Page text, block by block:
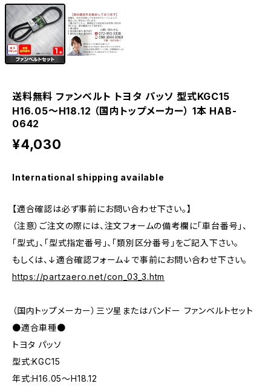
送料無料 ファンベルト トヨタ パッソ 型式KGC15
H16.05～H18.12 （国内トップメーカー） 1本 HAB-
0642
¥4,030
International shipping available
【適合確認は必ず事前にお問い合わせ下さい。】
（注意）ご注文の際には、注文フォームの備考欄に「車台番号」、
「型式」、「型式指定番号」、「類別区分番号」をご記入下さい。
もしくは、↓適合確認フォーム↓で事前にお問い合わせ下さい。
https://partzaero.net/con_03_3.htm
（国内トップメーカー）三ツ星またはバンドー ファンベルトセット
●適合車種●
トヨタ パッソ
型式:KGC15
年式:H16.05～H18.12